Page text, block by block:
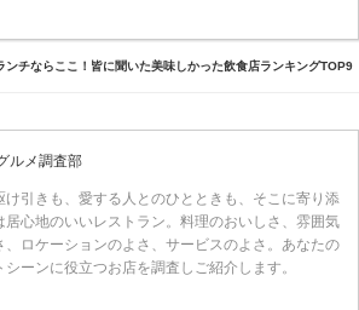
ンチならここ！皆に聞いた美味しかった飲食店ランキングTOP9
ルメ調査部
け引きも、愛する人とのひとときも、そこに寄り添
居心地のいいレストラン。料理のおいしさ、雰囲気
、ロケーションのよさ、サービスのよさ。あなたの
シーンに役立つお店を調査しご紹介します。